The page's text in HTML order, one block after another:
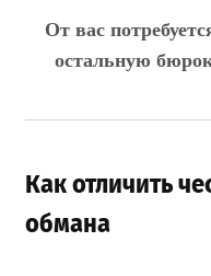
От вас
остальную
Как отличить
обмана